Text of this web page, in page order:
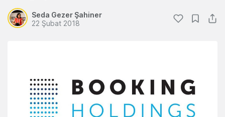
Seda Gezer Şahiner
22 Şubat 2018